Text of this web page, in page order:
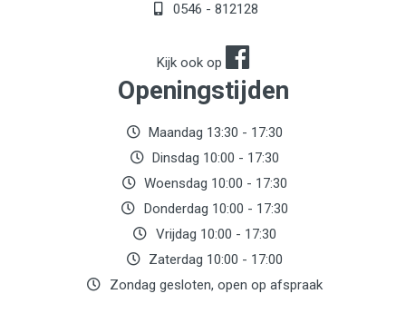
0546 - 812128
Kijk ook op
Openingstijden
Maandag 13:30 - 17:30
Dinsdag 10:00 - 17:30
Woensdag 10:00 - 17:30
Donderdag 10:00 - 17:30
Vrijdag 10:00 - 17:30
Zaterdag 10:00 - 17:00
Zondag gesloten, open op afspraak